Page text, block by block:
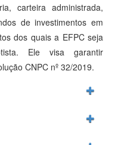
carteira administrada,
de investimentos em
dos quais a EFPC seja
Ele visa garantir
CNPC nº 32/2019.